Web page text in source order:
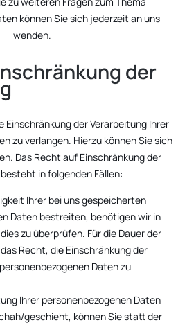
können Sie sich jederzeit an uns
wenden.
der
Einschränkung der Verarbeitung Ihrer
zu verlangen. Hierzu können Sie sich
Das Recht auf Einschränkung der
in folgenden Fällen:
Ihrer bei uns gespeicherten
Daten bestreiten, benötigen wir in
zu überprüfen. Für die Dauer der
Recht, die Einschränkung der
Daten zu
Ihrer personenbezogenen Daten
geschieht, können Sie statt der